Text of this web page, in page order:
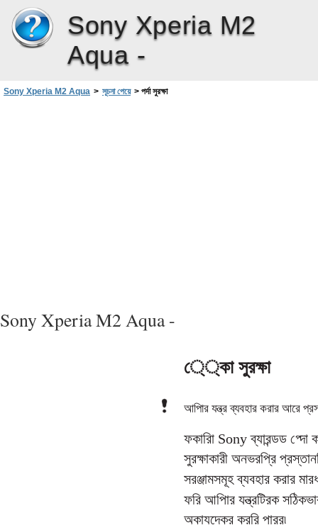
Sony Xperia M2
Aqua -
Sony Xperia M2 Aqua > সূচনা পেয়ে > পর্দা সুরক্ষা
Sony Xperia M2 Aqua -
ে্্কা সুরক্ষা
আপিার যন্ত্র ব্যবহার করার আরে
ফকারিা Sony ব্যারন্ডড
সুরক্ষাকারী অনভরপ্রি
সরঞ্জামসমূহ ব্যবহার করার
ফরি আপিার যন্ত্রটিরক
অকাযদেকর কররি পারর৷